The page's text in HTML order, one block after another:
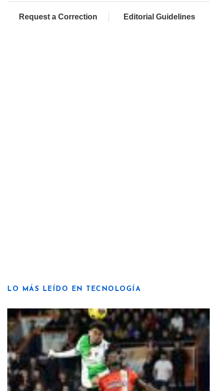
Request a Correction Editorial Guidelines
LO MÁS LEÍDO EN TECNOLOGÍA